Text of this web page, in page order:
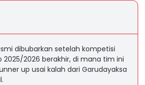
dibubarkan setelah kompetisi
2025/2026 berakhir, di mana tim ini
up usai kalah dari Garudayaksa